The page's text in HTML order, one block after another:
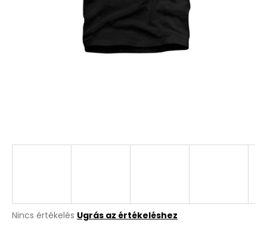
A
Nincs értékelés Ugrás az értékeléshez